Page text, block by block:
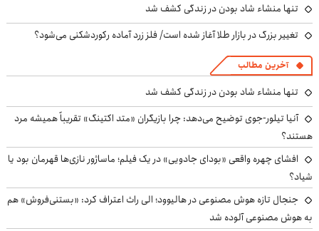
تنها منشاء شاد بودن در زندگی کشف شد
تغییر بزرگ در بازار طلا آغاز شده است/ فلز زرد آماده رکوردشکنی می‌شود؟
آخرین مطالب
تنها منشاء شاد بودن در زندگی کشف شد
آنیا تیلور-جوی توضیح می‌دهد: چرا بازیگران «متد اکتینگ» تقریباً همیشه مرد
هستند؟
افشای چهره واقعی «بودای جادویی» در یک فیلم؛ ماساژور نازی‌ها قهرمان بود یا
شیاد؟
جنجال تازه هوش مصنوعی در هالیوود؛ الی راث اعتراف کرد: «بستنی‌فروش» هم
به هوش مصنوعی آلوده شد